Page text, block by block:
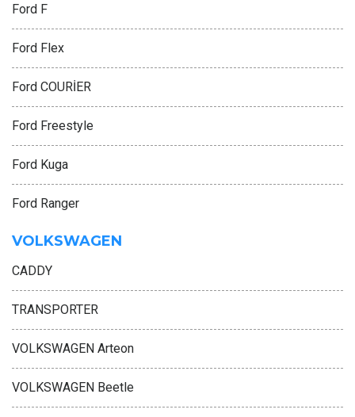
Ford F
Ford Flex
Ford COURİER
Ford Freestyle
Ford Kuga
Ford Ranger
VOLKSWAGEN
CADDY
TRANSPORTER
VOLKSWAGEN Arteon
VOLKSWAGEN Beetle